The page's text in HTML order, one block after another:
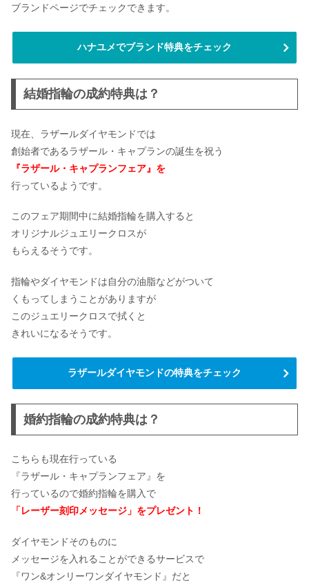
ブランドページでチェックできます。
ハナユメでブランド特典をチェック
結婚指輪の成約特典は？
現在、ラザールダイヤモンドでは
創始者であるラザール・キャプランの誕生を祝う
『ラザール・キャプランフェア』を
行っているようです。
このフェア期間中に結婚指輪を購入すると
オリジナルジュエリークロスが
もらえるそうです。
指輪やダイヤモンドは自分の油脂などがついて
くもってしまうことがありますが
このジュエリークロスで拭くと
きれいになるそうです。
ラザールダイヤモンドの特典をチェック
婚約指輪の成約特典は？
こちらも現在行っている
『ラザール・キャプランフェア』を
行っているので婚約指輪を購入で
「レーザー刻印メッセージ」をプレゼント！
ダイヤモンドそのものに
メッセージを入れることができるサービスで
『ワン&オンリーワンダイヤモンド』だと